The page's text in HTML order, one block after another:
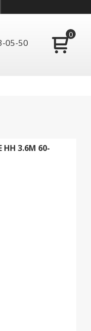
05-50
HH 3.6М 60-